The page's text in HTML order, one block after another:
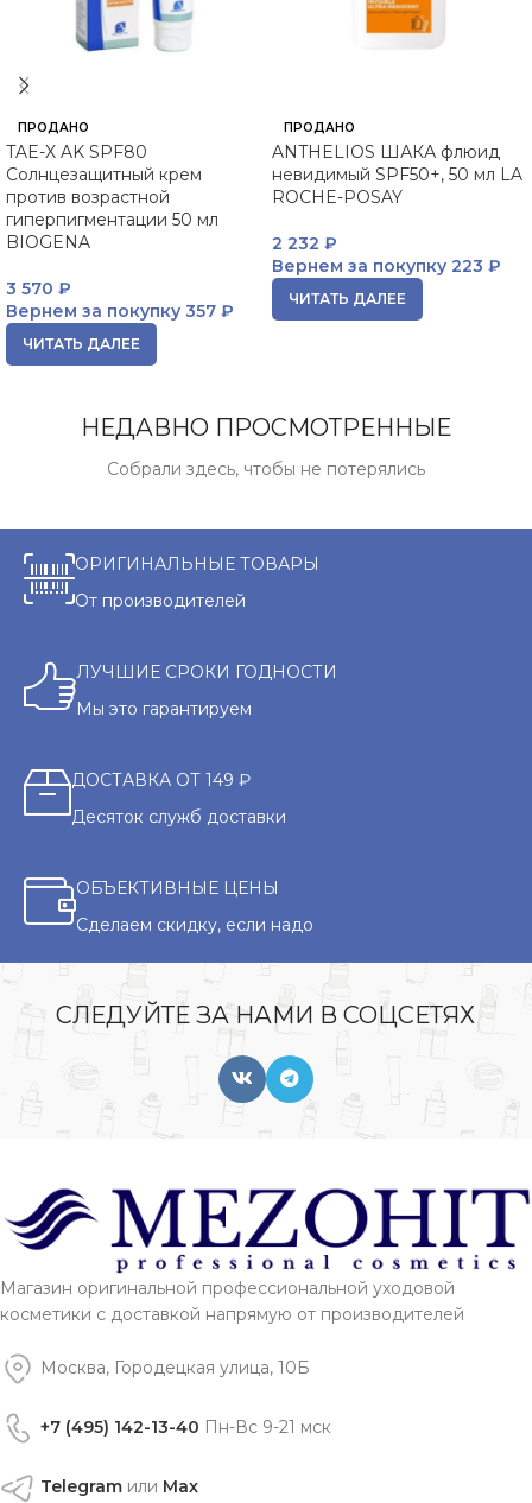
ПРОДАНО
TAE-X AK SPF80
Солнцезащитный крем
против возрастной
гиперпигментации 50 мл
BIOGENA
3 570 ₽
Вернем за покупку 357 ₽
ЧИТАТЬ ДАЛЕЕ
ПРОДАНО
ANTHELIOS ШАКА флюид
невидимый SPF50+, 50 мл LA
ROCHE-POSAY
2 232 ₽
Вернем за покупку 223 ₽
ЧИТАТЬ ДАЛЕЕ
НЕДАВНО ПРОСМОТРЕННЫЕ
Собрали здесь, чтобы не потерялись
ОРИГИНАЛЬНЫЕ ТОВАРЫ
От производителей
ЛУЧШИЕ СРОКИ ГОДНОСТИ
Мы это гарантируем
ДОСТАВКА ОТ 149 ₽
Десяток служб доставки
ОБЪЕКТИВНЫЕ ЦЕНЫ
Сделаем скидку, если надо
СЛЕДУЙТЕ ЗА НАМИ В СОЦСЕТЯХ
Магазин оригинальной профессиональной уходовой
косметики с доставкой напрямую от производителей
Москва, Городецкая улица, 10Б
+7 (495) 142-13-40 Пн-Вс 9-21 мск
Telegram или Max